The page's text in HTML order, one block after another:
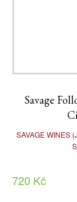
Savage
SAVAGE WINES
720 Kč